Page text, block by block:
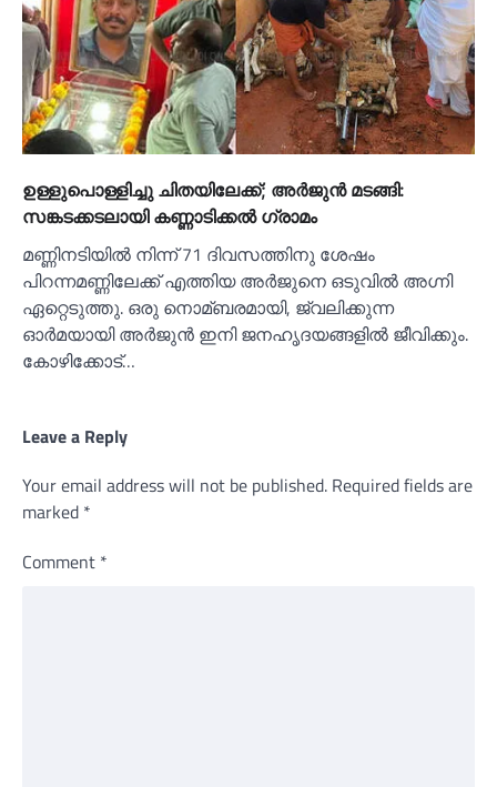
ഉള്ളുപൊള്ളിച്ചു ചിതയിലേക്ക്; അര്‍ജുൻ മടങ്ങി:
സങ്കടക്കടലായി കണ്ണാടിക്കല്‍ ഗ്രാമം
മണ്ണിനടിയില്‍ നിന്ന് 71 ദിവസത്തിനു ശേഷം
പിറന്നമണ്ണിലേക്ക് എത്തിയ അർജുനെ ഒടുവില്‍ അഗ്നി
ഏറ്റെടുത്തു. ഒരു നൊമ്ബരമായി, ജ്വലിക്കുന്ന
ഓർമയായി അര്‍ജുൻ ഇനി ജനഹൃദയങ്ങളില്‍ ജീവിക്കും.
കോഴിക്കോട്…
Leave a Reply
Your email address will not be published. Required fields are
marked *
Comment *